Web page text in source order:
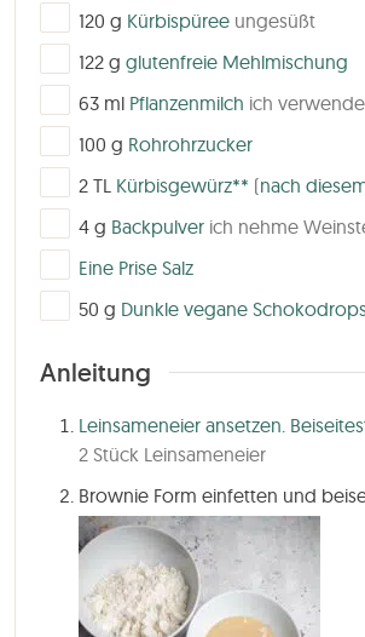
▢
120 g Kürbispüree ungesüßt
▢
122 g glutenfreie Mehlmischung
▢
63 ml Pflanzenmilch ich
▢
100 g Rohrohrzucker
▢
2 TL Kürbisgewürz** (nach
▢
4 g Backpulver ich nehme
▢
Eine Prise Salz
▢
50 g Dunkle vegane
Anleitung
Leinsameneier ansetzen.
2 Stück Leinsameneier
Brownie Form einfetten und